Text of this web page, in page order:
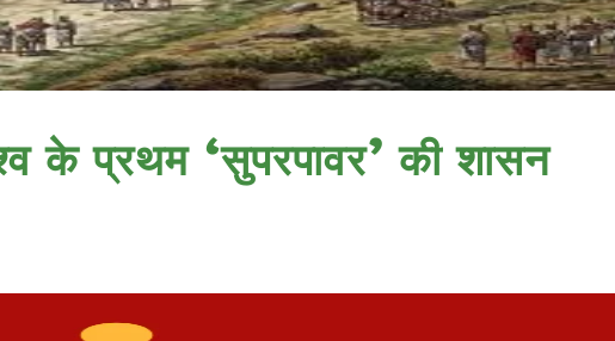
के प्रथम ‘सुपरपावर’ की शासन